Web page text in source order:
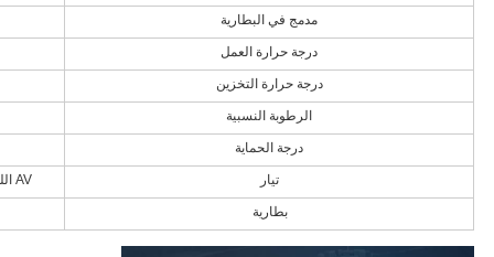
مدمج في البطارية
درجة حرارة العمل
درجة حرارة التخزين
الرطوبة النسبية
درجة الحماية
تيار AV اللوحة الرئيسية <120mA ، اللوحة الرئيسية الاحتياطية <4mA
بطارية